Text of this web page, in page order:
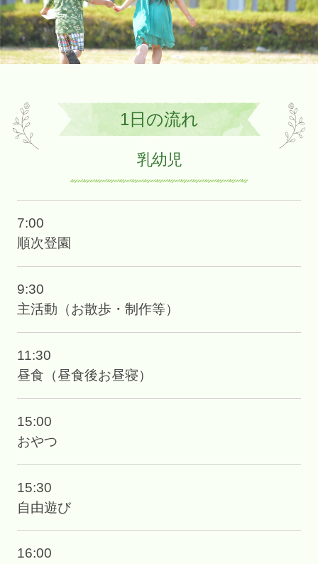
1日の流れ
乳幼児
7:00
順次登園
9:30
主活動（お散歩・制作等）
11:30
昼食（昼食後お昼寝）
15:00
おやつ
15:30
自由遊び
16:00